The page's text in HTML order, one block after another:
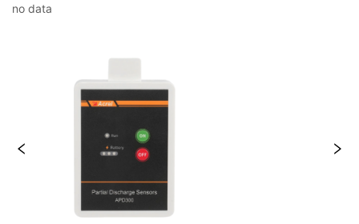
no data